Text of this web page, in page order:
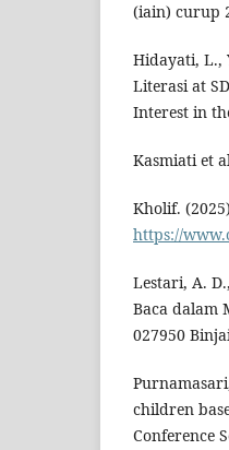
(iain) curup
Hidayati, L.,
Literasi at
Interest in
Kasmiati et
Kholif.
https://
Lestari, A.
Baca dalam
027950
children
Conference